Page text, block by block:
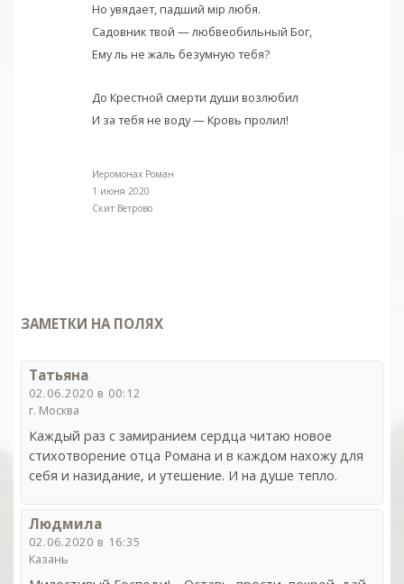
Но увядает, падший мiр любя.
Садовник твой — любвеобильный Бог,
Ему ль не жаль безумную тебя?
До Крестной смерти души возлюбил
И за тебя не воду — Кровь пролил!
Иеромонах Роман
1 июня 2020
Скит Ветрово
ЗАМЕТКИ НА ПОЛЯХ
Татьяна
02.06.2020 в 00:12
г. Москва
Каждый раз с замиранием сердца читаю новое
стихотворение отца Романа и в каждом нахожу для
себя и назидание, и утешение. И на душе тепло.
Людмила
02.06.2020 в 16:35
Казань